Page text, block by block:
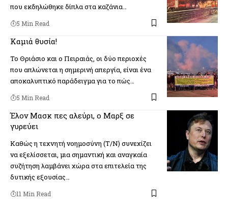
που εκδηλώθηκε δίπλα στα καζάνια…
5 Min Read
Καμιά θυσία!
Το Θριάσιο και ο Πειραιάς, οι δύο περιοχές
που απλώνεται η σημερινή απεργία, είναι ένα
αποκαλυπτικό παράδειγμα για το πώς…
5 Min Read
Έλον Μασκ πες αλεύρι, ο Μαρξ σε
γυρεύει
Καθώς η τεχνητή νοημοσύνη (Τ/Ν) συνεχίζει
να εξελίσσεται, μια σημαντική και αναγκαία
συζήτηση λαμβάνει χώρα στα επιτελεία της
δυτικής εξουσίας…
11 Min Read